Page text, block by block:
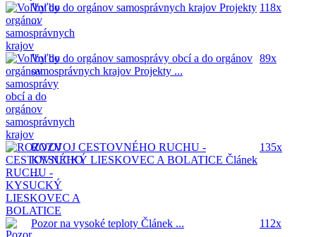
Voľby do orgánov samosprávnych krajov Projekty
...
118x
Voľby do orgánov samosprávy obcí a do orgánov
samosprávnych krajov Projekty ...
89x
ROZVOJ CESTOVNÉHO RUCHU -
KYSUCKÝ LIESKOVEC A BOLATICE Článek
...
135x
Pozor na vysoké teploty Článek ... 112x